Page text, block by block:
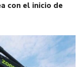
con el inicio de